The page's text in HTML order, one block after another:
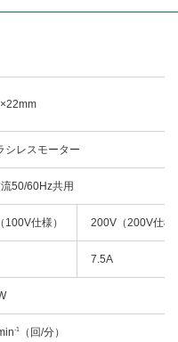
シレスモーター
50/60Hz共用
100V仕様） 200V（200V仕様
7.5A
-1 （回/分）